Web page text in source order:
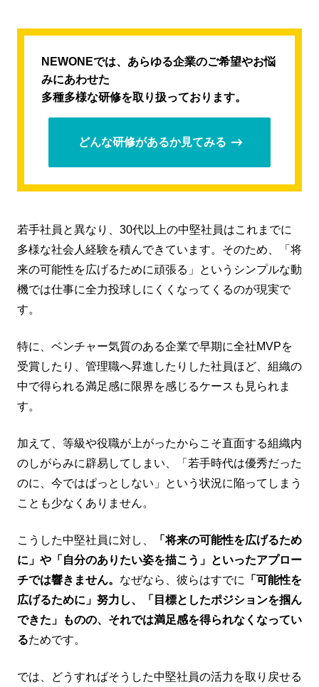
104">
NEWONEでは、あらゆる企業のご希望やお悩
みにあわせた
多種多様な研修を取り扱っております。
どんな研修があるか見てみる
若手社員と異なり、30代以上の中堅社員はこれまでに
多様な社会人経験を積んできています。そのため、「将
来の可能性を広げるために頑張る」というシンプルな動
機では仕事に全力投球しにくくなってくるのが現実で
す。
特に、ベンチャー気質のある企業で早期に全社MVPを
受賞したり、管理職へ昇進したりした社員ほど、組織の
中で得られる満足感に限界を感じるケースも見られま
す。
加えて、等級や役職が上がったからこそ直面する組織内
のしがらみに辟易してしまい、「若手時代は優秀だった
のに、今ではぱっとしない」という状況に陥ってしまう
ことも少なくありません。
こうした中堅社員に対し、
「将来の可能性を広げるため
に」や「自分のありたい姿を描こう」といったアプロー
チでは響きません。 なぜなら、彼らはすでに
「可能性を
広げるために」努力し、「目標としたポジションを掴ん
できた」ものの、それでは満足感を得られなくなってい
るためです。
では、どうすればそうした中堅社員の活力を取り戻せる